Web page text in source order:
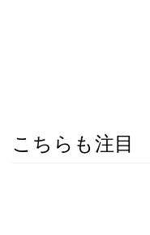
こちらも注目